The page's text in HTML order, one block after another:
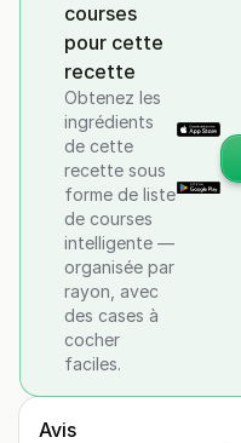
courses
pour cette
recette
Obtenez les
ingrédients
de cette
recette sous
forme de liste
de courses
intelligente —
organisée par
rayon, avec
des cases à
cocher
faciles.
Avis